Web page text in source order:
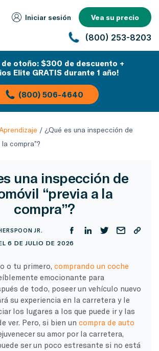
Iniciar sesión Vea su precio
(800) 253-8203
de otoño: $300 de descuento +
Elite GRATIS durante 1 año!
(800) 506-4640
/ ¿Qué es una inspección de
compra”?
una inspección de
“previa a la
compra”?
JR.
6 DE JULIO DE 2026
o tu primero, comprando un coche
emocionante para
de todo, poseer un vehículo nuevo
su experiencia en la carretera y le
los lugares a los que puede ir y las
ver. Pero, si bien un compra de auto
su amor por la carretera,
ser un poco estresante si no está